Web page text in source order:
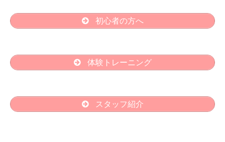
初心者の方へ
体験トレーニング
スタッフ紹介